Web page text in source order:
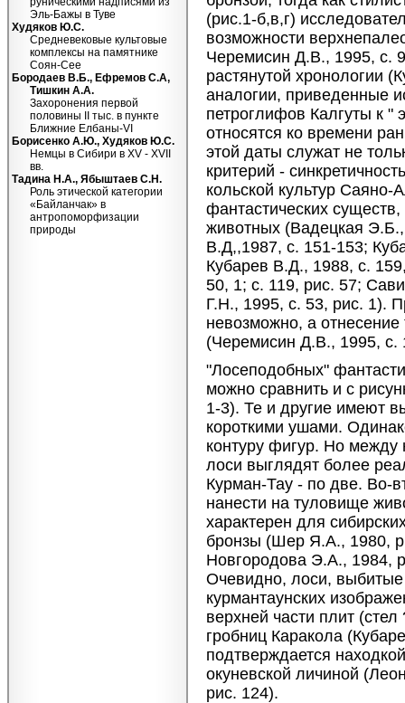
Эль-Бажы в Туве
Худяков Ю.С.
Средневековые культовые
комплексы на памятнике
Соян-Сее
Бородаев В.Б., Ефремов С.А,
Тишкин А.А.
Захоронения первой
половины II тыс. в пункте
Ближние Елбаны-VI
Борисенко А.Ю., Худяков Ю.С.
Немцы в Сибири в XV - XVII
вв.
Тадина Н.А., Ябыштаев С.Н.
Роль этической категории
«Байланчак» в
антропоморфизации
природы
(рис.1-б,в,г)
возможности
Черемисин Д.В., 1995, с.
растянутой хронологии
аналогии, приведенные
петроглифов Калгуты к "
относятся ко времени
этой даты служат не
критерий -
кольской культур
фантастических
животных (Вадецкая
В.Д,,1987, с. 151-153;
Кубарев В.Д., 1988, с.
50, 1; с. 119, рис. 57;
Г.Н., 1995, с. 53, рис. 1).
невозможно, а
(Черемисин Д.В., 1995, с.
"Лосеподобных"
можно сравнить и с
1-3). Те и другие имеют
короткими ушами.
контуру фигур. Но между
лоси выглядят более
Курман-Тау - по две. Во-
нанести на туловище
характерен для
бронзы (Шер Я.А., 1980,
Новгородова Э.А., 1984,
Очевидно, лоси, выбитые
курмантаунских
верхней части плит
гробниц Каракола
подтверждается
окуневской личиной
рис. 124).